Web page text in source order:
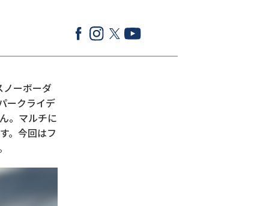
ノーボーダ
ークライデ
。マルチに
。今回はフ